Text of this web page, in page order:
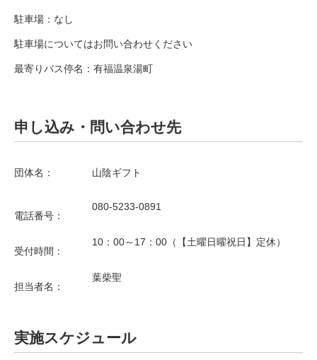
駐車場：なし
駐車場についてはお問い合わせください
最寄りバス停名：有福温泉湯町
申し込み・問い合わせ先
団体名： 山陰ギフト
電話番号：
080-5233-0891
受付時間：
10：00～17：00（【土曜日曜祝日】定休）
担当者名：
葉柴聖
実施スケジュール